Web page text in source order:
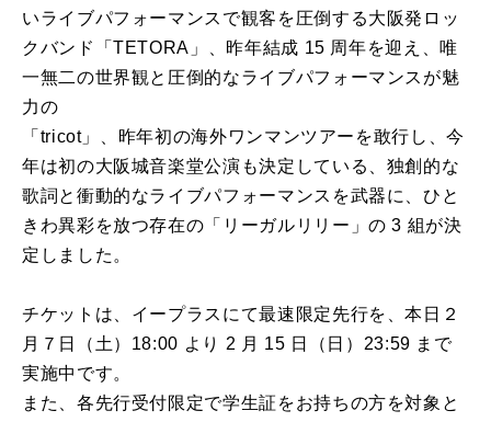
いライブパフォーマンスで観客を圧倒する大阪発ロッ
クバンド「TETORA」、昨年結成 15 周年を迎え、唯
一無二の世界観と圧倒的なライブパフォーマンスが魅
力の
「tricot」、昨年初の海外ワンマンツアーを敢行し、今
年は初の大阪城音楽堂公演も決定している、独創的な
歌詞と衝動的なライブパフォーマンスを武器に、ひと
きわ異彩を放つ存在の「リーガルリリー」の 3 組が決
定しました。
チケットは、イープラスにて最速限定先行を、本日２
月７日（土）18:00 より 2 月 15 日（日）23:59 まで
実施中です。
また、各先行受付限定で学生証をお持ちの方を対象と